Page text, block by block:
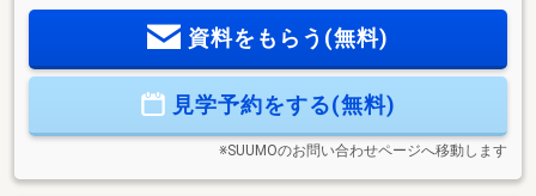
ポート「すまいーだPLUS」（2024年分譲戸建て販売棟数約
40.000棟）■ヤマダの新築購入安心サポート・気になる近隣、
中からお客様にあったローン会社をご提案いたします♪・住宅
ローン事務代行手数料など不要♪・購入後の給付金，助成金の
資料をもらう(無料)
見学予約をする(無料)
※SUUMOのお問い合わせページへ移動します